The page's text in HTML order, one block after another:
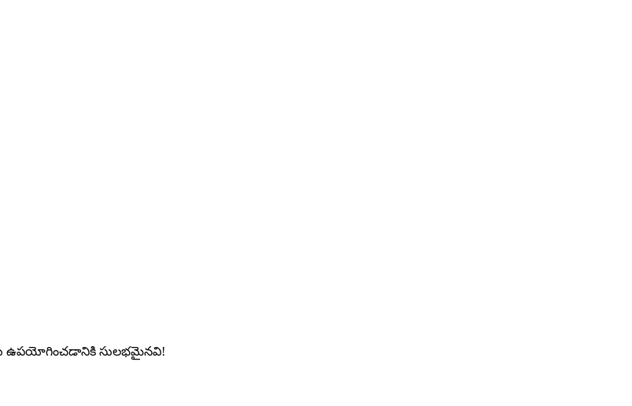
ఉపయోగించడానికి సులభమైనవి!